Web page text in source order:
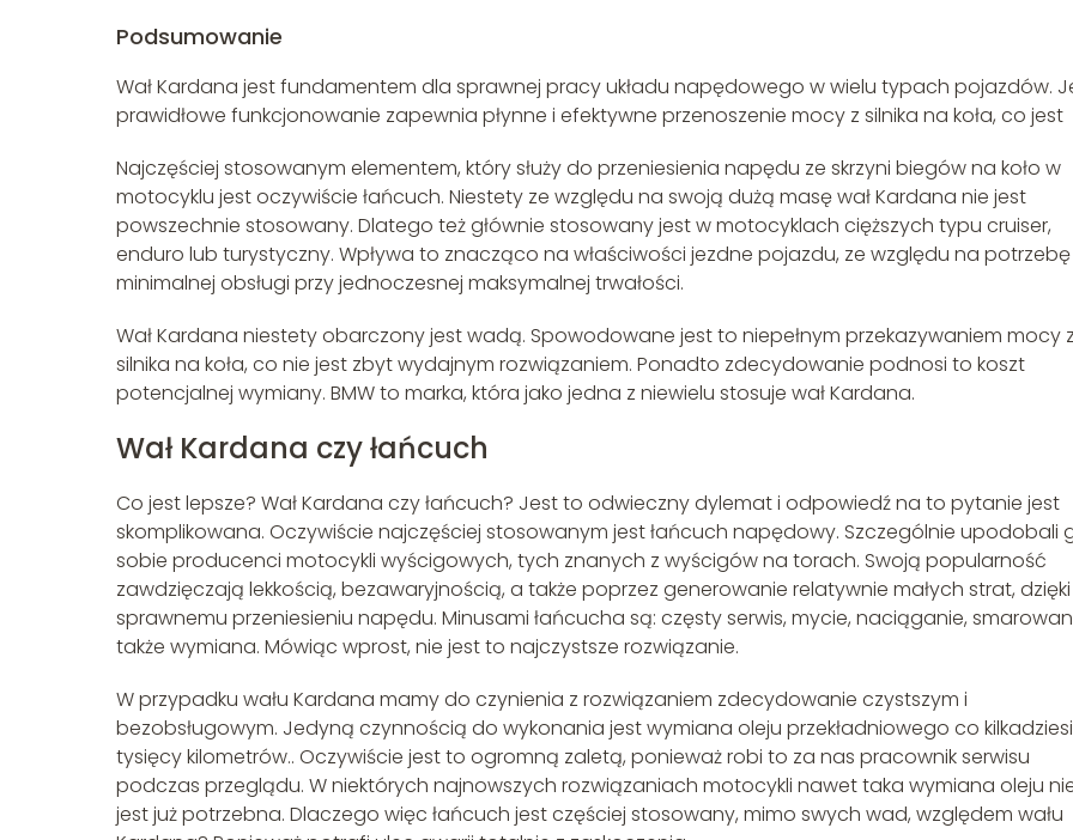
Podsumowanie
Wał Kardana jest fundamentem dla sprawnej pracy układu napędowego w wielu typach pojazdów.
prawidłowe funkcjonowanie zapewnia płynne i efektywne przenoszenie mocy z silnika na koła, co jest
Najczęściej stosowanym elementem, który służy do przeniesienia napędu ze skrzyni biegów na koło w
motocyklu jest oczywiście łańcuch. Niestety ze względu na swoją dużą masę wał Kardana nie jest
powszechnie stosowany. Dlatego też głównie stosowany jest w motocyklach cięższych typu cruiser,
enduro lub turystyczny. Wpływa to znacząco na właściwości jezdne pojazdu, ze względu na potrzebę
minimalnej obsługi przy jednoczesnej maksymalnej trwałości.
Wał Kardana niestety obarczony jest wadą. Spowodowane jest to niepełnym przekazywaniem mocy z
silnika na koła, co nie jest zbyt wydajnym rozwiązaniem. Ponadto zdecydowanie podnosi to koszt
potencjalnej wymiany. BMW to marka, która jako jedna z niewielu stosuje wał Kardana.
Wał Kardana czy łańcuch
Co jest lepsze? Wał Kardana czy łańcuch? Jest to odwieczny dylemat i odpowiedź na to pytanie jest
skomplikowana. Oczywiście najczęściej stosowanym jest łańcuch napędowy. Szczególnie upodobali
sobie producenci motocykli wyścigowych, tych znanych z wyścigów na torach. Swoją popularność
zawdzięczają lekkością, bezawaryjnością, a także poprzez generowanie relatywnie małych strat, dzięki
sprawnemu przeniesieniu napędu. Minusami łańcucha są: częsty serwis, mycie, naciąganie,
także wymiana. Mówiąc wprost, nie jest to najczystsze rozwiązanie.
W przypadku wału Kardana mamy do czynienia z rozwiązaniem zdecydowanie czystszym i
bezobsługowym. Jedyną czynnością do wykonania jest wymiana oleju przekładniowego co
tysięcy kilometrów.. Oczywiście jest to ogromną zaletą, ponieważ robi to za nas pracownik serwisu
podczas przeglądu. W niektórych najnowszych rozwiązaniach motocykli nawet taka wymiana oleju
jest już potrzebna. Dlaczego więc łańcuch jest częściej stosowany, mimo swych wad, względem wału